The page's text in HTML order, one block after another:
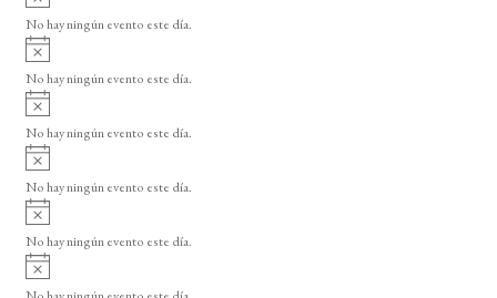
o
v
i
o
No hay ningún evento este día.
A
v
i
o
No hay ningún evento este día.
A
v
i
o
No hay ningún evento este día.
A
v
i
o
No hay ningún evento este día.
A
v
i
o
No hay ningún evento este día.
A
v